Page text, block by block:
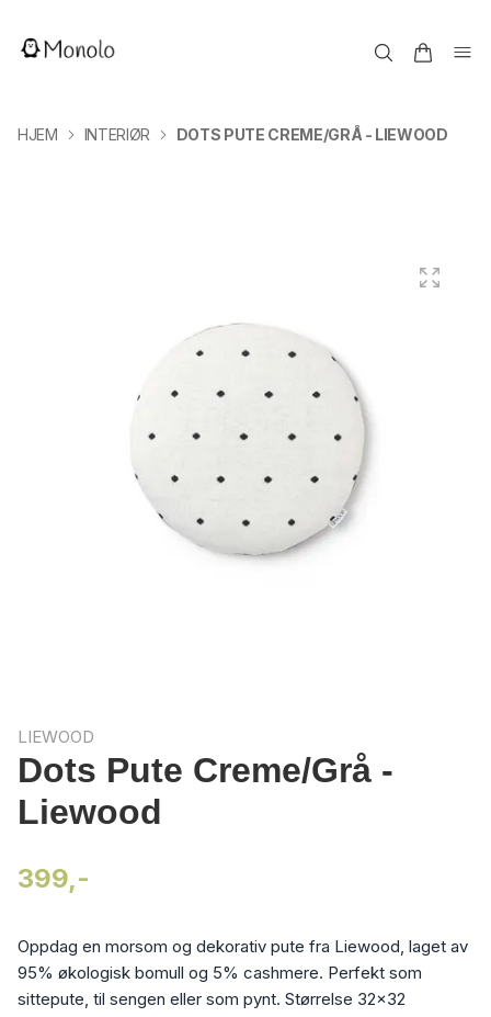
HJEM INTERIØR DOTS PUTE CREME/GRÅ - LIEWOOD
LIEWOOD
Dots Pute Creme/Grå -
Liewood
399,-
Oppdag en morsom og dekorativ pute fra Liewood, laget av
95% økologisk bomull og 5% cashmere. Perfekt som
sittepute, til sengen eller som pynt. Størrelse 32x32